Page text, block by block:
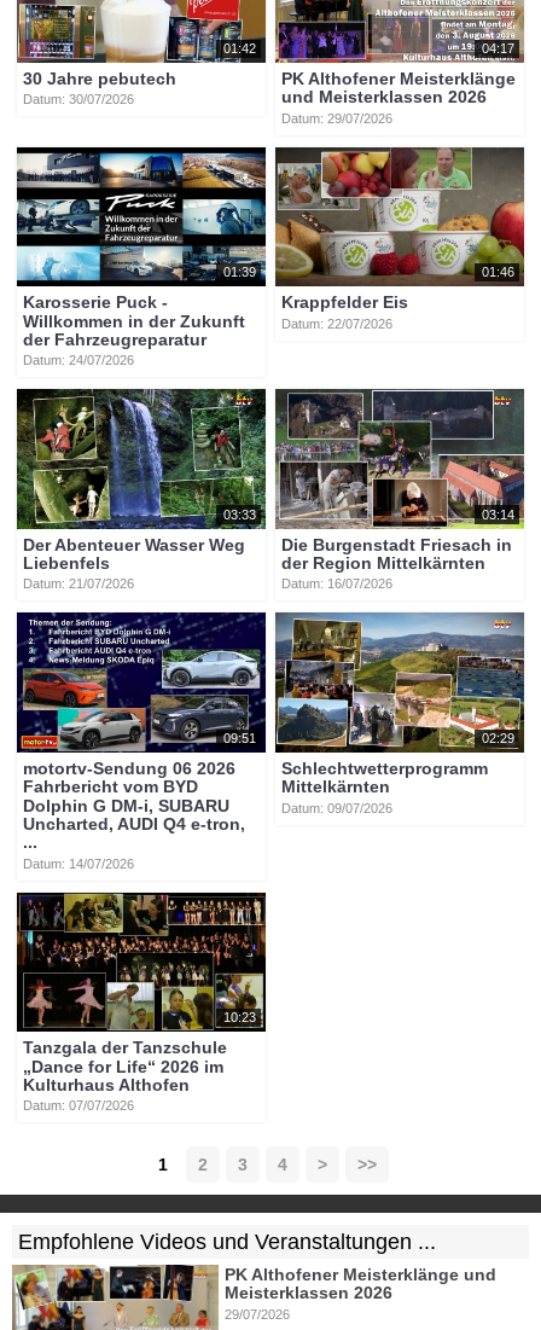
01:42
30 Jahre pebutech
Datum: 30/07/2026
04:17
PK Althofener Meisterklänge
und Meisterklassen 2026
Datum: 29/07/2026
01:39
Karosserie Puck -
Willkommen in der Zukunft
der Fahrzeugreparatur
Datum: 24/07/2026
01:46
Krappfelder Eis
Datum: 22/07/2026
03:33
Der Abenteuer Wasser Weg
Liebenfels
Datum: 21/07/2026
03:14
Die Burgenstadt Friesach in
der Region Mittelkärnten
Datum: 16/07/2026
09:51
motortv-Sendung 06 2026
Fahrbericht vom BYD
Dolphin G DM-i, SUBARU
Uncharted, AUDI Q4 e-tron,
...
Datum: 14/07/2026
02:29
Schlechtwetterprogramm
Mittelkärnten
Datum: 09/07/2026
10:23
Tanzgala der Tanzschule
„Dance for Life“ 2026 im
Kulturhaus Althofen
Datum: 07/07/2026
1 2 3 4 > >>
Empfohlene Videos und Veranstaltungen ...
PK Althofener Meisterklänge und
Meisterklassen 2026
29/07/2026